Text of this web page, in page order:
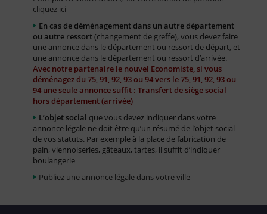
cliquez ici
En cas de déménagement dans un autre département
ou autre ressort(changement de greffe), vous devez faire
une annonce dans le département ou ressort de départ, et
une annonce dans le département ou ressort d’arrivée.
Avec notre partenaire le nouvel Economiste, si vous
déménagez du 75, 91, 92, 93 ou 94 vers le 75, 91, 92, 93 ou
94 une seule annonce suffit : Transfert de siège social
hors département (arrivée)
L’objet social que vous devez indiquer dans votre
annonce légale ne doit être qu’un résumé de l’objet social
de vos statuts. Par exemple à la place de fabrication de
pain, viennoiseries, gâteaux, tartes, il suffit d’indiquer
boulangerie
Publiez une annonce légale dans votre ville